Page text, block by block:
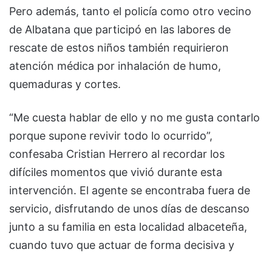
Pero además, tanto el policía como otro vecino
de Albatana que participó en las labores de
rescate de estos niños también requirieron
atención médica por inhalación de humo,
quemaduras y cortes.
“Me cuesta hablar de ello y no me gusta contarlo
porque supone revivir todo lo ocurrido”,
confesaba Cristian Herrero al recordar los
difíciles momentos que vivió durante esta
intervención. El agente se encontraba fuera de
servicio, disfrutando de unos días de descanso
junto a su familia en esta localidad albaceteña,
cuando tuvo que actuar de forma decisiva y